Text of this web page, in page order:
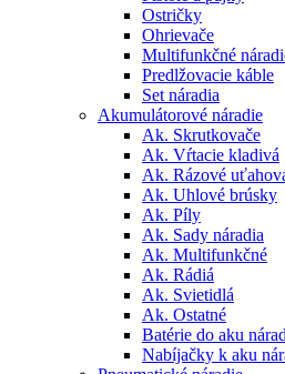
Ostričky
Ohrievače
Multifunkčné
Predlžovacie káble
Set náradia
Akumulátorové náradie
Ak. Skrutkovače
Ak. Vŕtacie kladivá
Ak. Rázové
Ak. Uhlové brúsky
Ak. Píly
Ak. Sady náradia
Ak. Multifunkčné
Ak. Rádiá
Ak. Svietidlá
Ak. Ostatné
Batérie do aku
Nabíjačky k aku